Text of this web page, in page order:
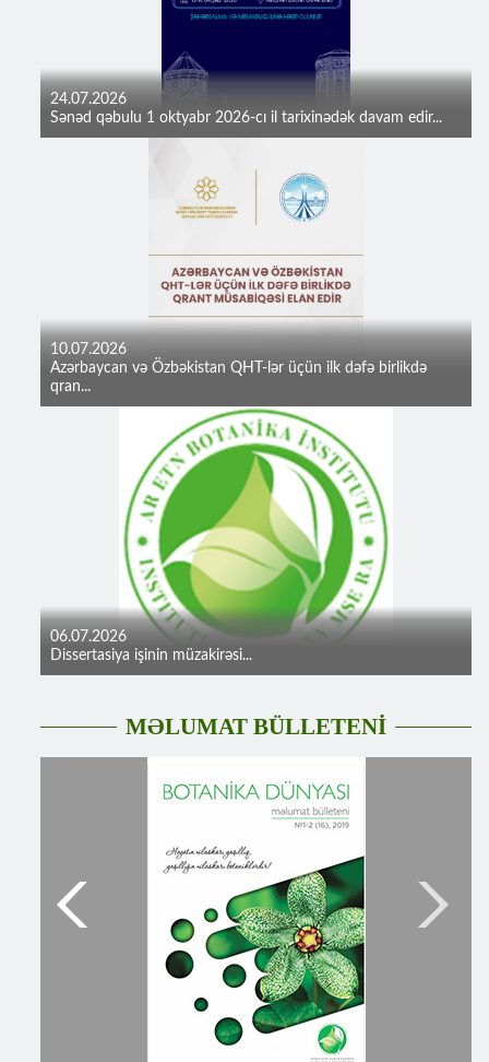
24.07.2026
Sənəd qəbulu 1 oktyabr 2026-cı il tarixinədək davam edir...
10.07.2026
Azərbaycan və Özbəkistan QHT-lər üçün ilk dəfə birlikdə
qran...
06.07.2026
Dissertasiya işinin müzakirəsi...
MƏLUMAT BÜLLETENİ